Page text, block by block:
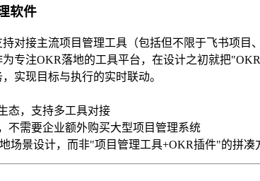
软件
持对接主流项目管理工具（包括但不限于飞书项目
为专注OKR落地的工具平台，在设计之初就把
实现目标与执行的实时联动。
态，支持多工具对接
不需要企业额外购买大型项目管理系统
场景设计，而非"项目管理工具+OKR插件"的拼凑